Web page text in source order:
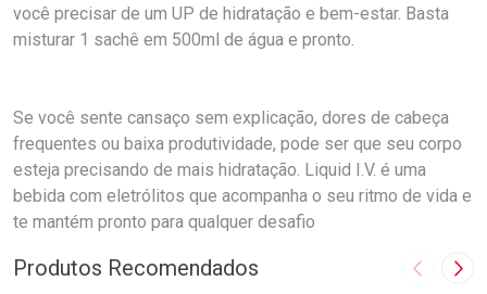
você precisar de um UP de hidratação e bem-estar. Basta
misturar 1 sachê em 500ml de água e pronto.
Se você sente cansaço sem explicação, dores de cabeça
frequentes ou baixa produtividade, pode ser que seu corpo
esteja precisando de mais hidratação. Liquid I.V. é uma
bebida com eletrólitos que acompanha o seu ritmo de vida e
te mantém pronto para qualquer desafio
Produtos Recomendados Imagem